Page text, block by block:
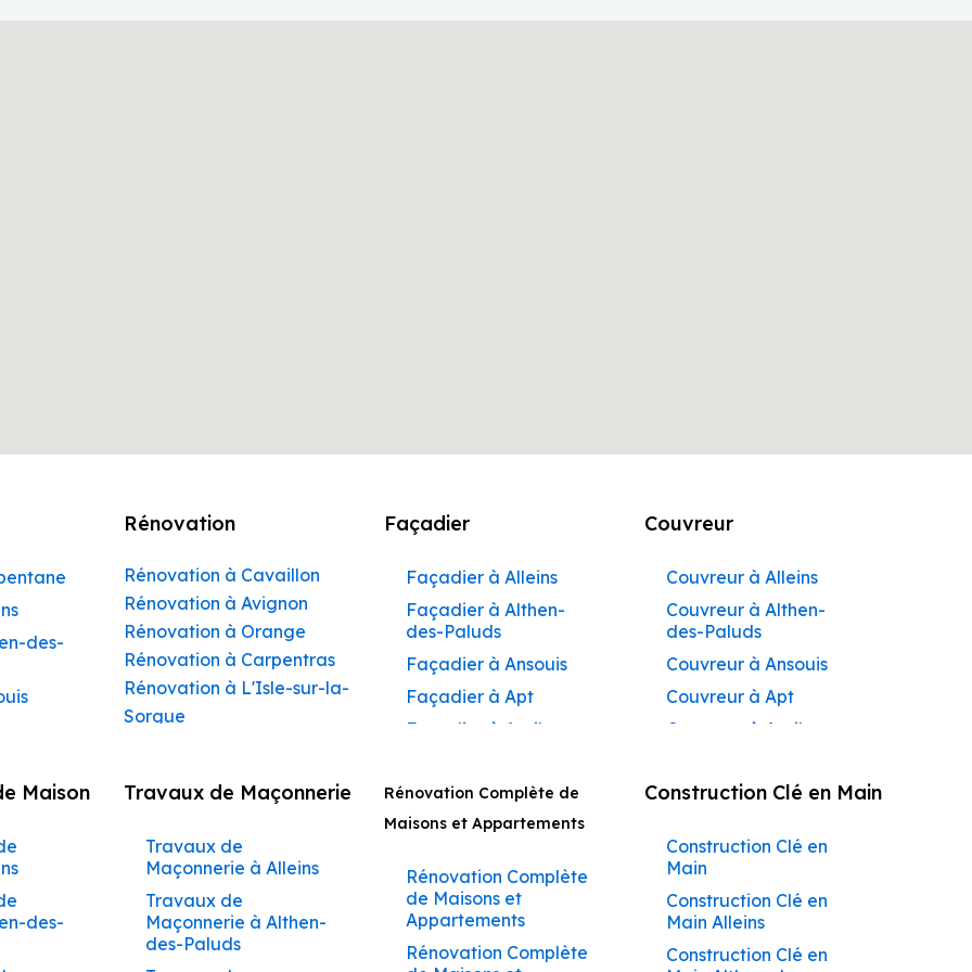
des-
Rénovation
Rénovation à Cavaillon
Rénovation à Avignon
Rénovation à Orange
Rénovation à Carpentras
Rénovation à L'Isle-sur-la-
Sorgue
Rénovation à Sorgues
Rénovation à Vaison-la-
Romaine
Rénovation à Bollène
Rénovation à Monteux
Façadier
Façadier à Alleins
Façadier à Althen-
des-Paluds
Façadier à Ansouis
Façadier à Apt
Façadier à Auribeau
Façadier à
AvignonFaçadier à
Barbentane
Façadier à
Beaumettes
Façadier à Beaumont-
Couvreur
Couvreur à Alleins
Couvreur à Althen-
des-Paluds
Couvreur à Ansouis
Couvreur à Apt
Couvreur à Auribeau
Couvreur à Avignon
Barbentane
Couvreur à
Beaumettes
Couvreur à Beaumont-
de-Pertuis
Maison
des-
Travaux de Maçonnerie
Travaux de
Maçonnerie à Alleins
Travaux de
Maçonnerie à Althen-
des-Paluds
Rénovation Complète de
Maisons et Appartements
Rénovation Complète
de Maisons et
Appartements
Rénovation Complète
Construction Clé en Main
Construction Clé en
Main
Construction Clé en
Main Alleins
Construction Clé en